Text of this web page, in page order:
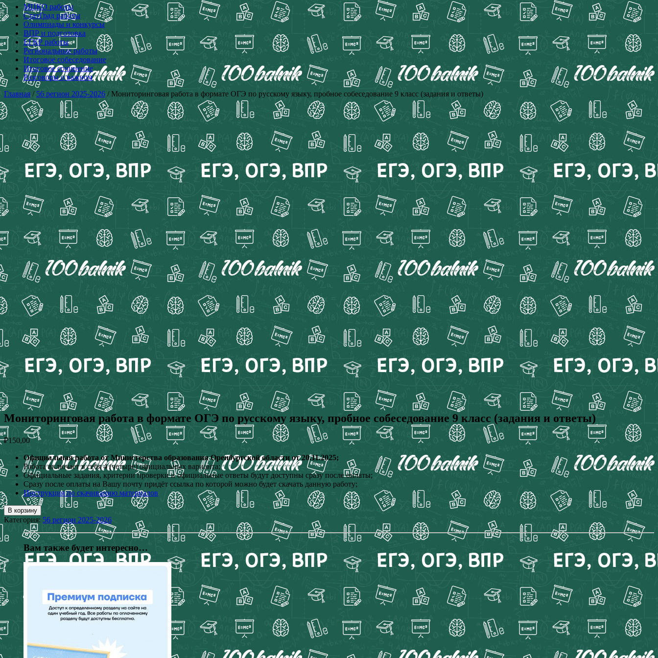
МЦКО работы
СтатГрад работы
Олимпиады и конкурсы
ВПР и подготовка
ЕГКР работы
Региональные работы
Итоговое собеседование
Итоговое сочинение
Разговоры о важном
Главная / 56 регион 2025-2026 / Мониторинговая работа в формате ОГЭ по русскому языку, пробное собеседование 9 класс (задания и ответы)
Мониторинговая работа в формате ОГЭ по русскому языку, пробное собеседование 9 класс (задания и ответы)
₽150,00
Официальная работа от Министерства образования Оренбургской области от 20.11.2025;
Работа включает в себя 4 (четыре) официальных варианта;
Официальные задания, критерии проверки и официальные ответы будут доступны сразу после оплаты;
Сразу после оплаты на Вашу почту придёт ссылка по которой можно будет скачать данную работу;
Инструкция по скачиванию материалов
В корзину
Категория: 56 регион 2025-2026
Вам также будет интересно…